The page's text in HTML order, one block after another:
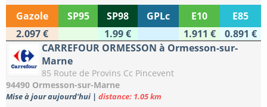
Gazole SP95 SP98 GPLc E10
E85
2.097 €
1.99 € 1.911 €
0.891 €
CARREFOUR ORMESSON à Ormesson-sur-
Marne
85 Route de Provins Cc Pincevent
94490 Ormesson-sur-Marne
Mise à jour aujourd'hui | distance: 1.05 km